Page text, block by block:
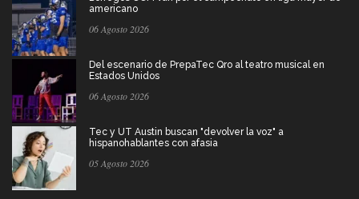
americano
06 Agosto 2026
Del escenario de PrepaTec Qro al teatro musical en
Estados Unidos
06 Agosto 2026
Tec y UT Austin buscan "devolver la voz" a
hispanohablantes con afasia
05 Agosto 2026